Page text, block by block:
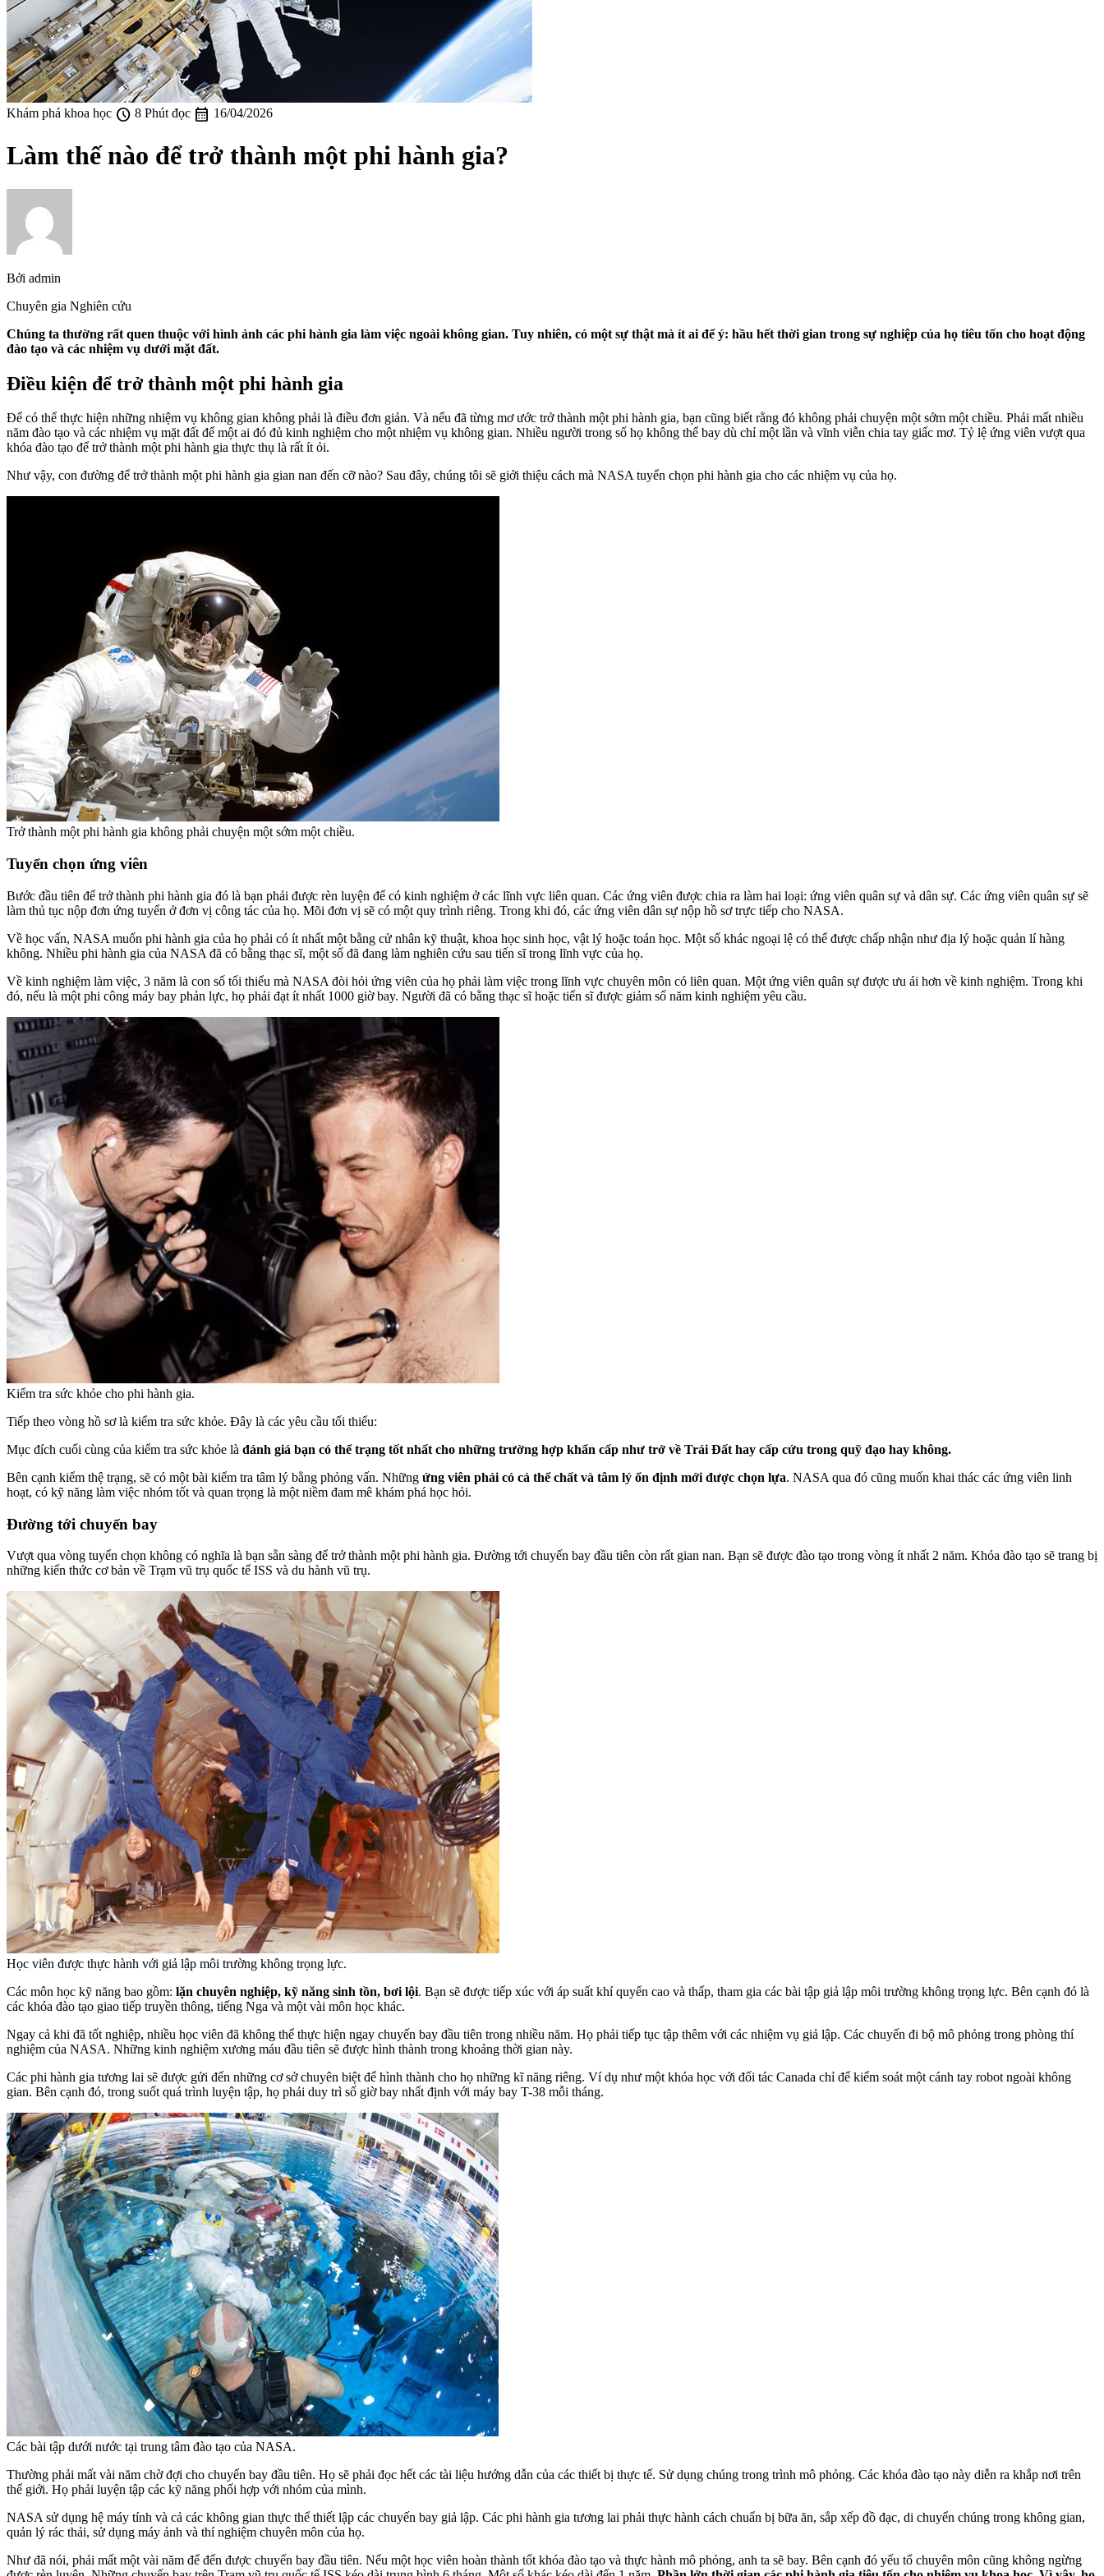
Khám phá khoa học schedule 8 Phút đọc calendar_month 16/04/2026
Làm thế nào để trở thành một phi hành gia?
Bởi admin
Chuyên gia Nghiên cứu
Chúng ta thường rất quen thuộc với hình ảnh các phi hành gia làm việc ngoài không gian. Tuy nhiên, có một sự thật mà ít ai để ý: hầu hết thời gian trong sự nghiệp của họ tiêu tốn cho hoạt động
đào tạo và các nhiệm vụ dưới mặt đất.
Điều kiện để trở thành một phi hành gia
Để có thể thực hiện những nhiệm vụ không gian không phải là điều đơn giản. Và nếu đã từng mơ ước trở thành một phi hành gia, bạn cũng biết rằng đó không phải chuyện một sớm một chiều. Phải mất nhiều
năm đào tạo và các nhiệm vụ mặt đất để một ai đó đủ kinh nghiệm cho một nhiệm vụ không gian. Nhiều người trong số họ không thể bay dù chỉ một lần và vĩnh viễn chia tay giấc mơ. Tỷ lệ ứng viên vượt qua
khóa đào tạo để trở thành một phi hành gia thực thụ là rất ít ỏi.
Như vậy, con đường để trở thành một phi hành gia gian nan đến cỡ nào? Sau đây, chúng tôi sẽ giới thiệu cách mà NASA tuyển chọn phi hành gia cho các nhiệm vụ của họ.
Trở thành một phi hành gia không phải chuyện một sớm một chiều.
Tuyển chọn ứng viên
Bước đầu tiên để trở thành phi hành gia đó là bạn phải được rèn luyện để có kinh nghiệm ở các lĩnh vực liên quan. Các ứng viên được chia ra làm hai loại: ứng viên quân sự và dân sự. Các ứng viên quân sự sẽ
làm thủ tục nộp đơn ứng tuyển ở đơn vị công tác của họ. Mõi đơn vị sẽ có một quy trình riêng. Trong khi đó, các ứng viên dân sự nộp hồ sơ trực tiếp cho NASA.
Về học vấn, NASA muốn phi hành gia của họ phải có ít nhất một bằng cử nhân kỹ thuật, khoa học sinh học, vật lý hoặc toán học. Một số khác ngoại lệ có thể được chấp nhận như địa lý hoặc quản lí hàng
không. Nhiều phi hành gia của NASA đã có bằng thạc sĩ, một số đã đang làm nghiên cứu sau tiến sĩ trong lĩnh vực của họ.
Về kinh nghiệm làm việc, 3 năm là con số tối thiểu mà NASA đòi hỏi ứng viên của họ phải làm việc trong lĩnh vực chuyên môn có liên quan. Một ứng viên quân sự được ưu ái hơn về kinh nghiệm. Trong khi
đó, nếu là một phi công máy bay phản lực, họ phải đạt ít nhất 1000 giờ bay. Người đã có bằng thạc sĩ hoặc tiến sĩ được giảm số năm kinh nghiệm yêu cầu.
Kiểm tra sức khỏe cho phi hành gia.
Tiếp theo vòng hồ sơ là kiểm tra sức khỏe. Đây là các yêu cầu tối thiểu:
Mục đích cuối cùng của kiểm tra sức khỏe là đánh giá bạn có thể trạng tốt nhất cho những trường hợp khẩn cấp như trở về Trái Đất hay cấp cứu trong quỹ đạo hay không.
Bên cạnh kiểm thệ trạng, sẽ có một bài kiểm tra tâm lý bằng phỏng vấn. Những ứng viên phải có cả thể chất và tâm lý ổn định mới được chọn lựa. NASA qua đó cũng muốn khai thác các ứng viên linh
hoạt, có kỹ năng làm việc nhóm tốt và quan trọng là một niềm đam mê khám phá học hỏi.
Đường tới chuyến bay
Vượt qua vòng tuyển chọn không có nghĩa là bạn sẵn sàng để trở thành một phi hành gia. Đường tới chuyến bay đầu tiên còn rất gian nan. Bạn sẽ được đào tạo trong vòng ít nhất 2 năm. Khóa đào tạo sẽ trang bị
những kiến thức cơ bản về Trạm vũ trụ quốc tế ISS và du hành vũ trụ.
Học viên được thực hành với giả lập môi trường không trọng lực.
Các môn học kỹ năng bao gồm: lặn chuyên nghiệp, kỹ năng sinh tồn, bơi lội. Bạn sẽ được tiếp xúc với áp suất khí quyển cao và thấp, tham gia các bài tập giả lập môi trường không trọng lực. Bên cạnh đó là
các khóa đào tạo giao tiếp truyền thông, tiếng Nga và một vài môn học khác.
Ngay cả khi đã tốt nghiệp, nhiều học viên đã không thể thực hiện ngay chuyến bay đầu tiên trong nhiều năm. Họ phải tiếp tục tập thêm với các nhiệm vụ giả lập. Các chuyến đi bộ mô phỏng trong phòng thí
nghiệm của NASA. Những kinh nghiệm xương máu đầu tiên sẽ được hình thành trong khoảng thời gian này.
Các phi hành gia tương lai sẽ được gửi đến những cơ sở chuyên biệt để hình thành cho họ những kĩ năng riêng. Ví dụ như một khóa học với đối tác Canada chỉ để kiểm soát một cánh tay robot ngoài không
gian. Bên cạnh đó, trong suốt quá trình luyện tập, họ phải duy trì số giờ bay nhất định với máy bay T-38 mỗi tháng.
Các bài tập dưới nước tại trung tâm đào tạo của NASA.
Thường phải mất vài năm chờ đợi cho chuyến bay đầu tiên. Họ sẽ phải đọc hết các tài liệu hướng dẫn của các thiết bị thực tế. Sử dụng chúng trong trình mô phỏng. Các khóa đào tạo này diễn ra khắp nơi trên
thế giới. Họ phải luyện tập các kỹ năng phối hợp với nhóm của mình.
NASA sử dụng hệ máy tính và cả các không gian thực thể thiết lập các chuyến bay giả lập. Các phi hành gia tương lai phải thực hành cách chuẩn bị bữa ăn, sắp xếp đồ đạc, di chuyển chúng trong không gian,
quản lý rác thải, sử dụng máy ảnh và thí nghiệm chuyên môn của họ.
Như đã nói, phải mất một vài năm để đến được chuyến bay đầu tiên. Nếu một học viên hoàn thành tốt khóa đào tạo và thực hành mô phỏng, anh ta sẽ bay. Bên cạnh đó yếu tố chuyên môn cũng không ngừng